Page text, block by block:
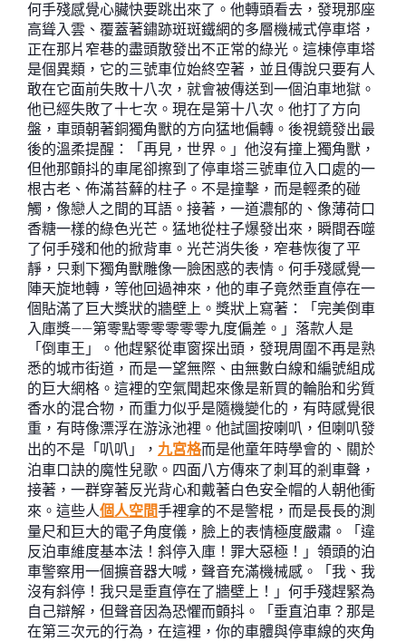
何手殘感覺心臟快要跳出來了。他轉頭看去，發現那座
高聳入雲、覆蓋著鏽跡斑斑鐵網的多層機械式停車塔，
正在那片窄巷的盡頭散發出不正常的綠光。這棟停車塔
是個異類，它的三號車位始終空著，並且傳說只要有人
敢在它面前失敗十八次，就會被傳送到一個泊車地獄。
他已經失敗了十七次。現在是第十八次。他打了方向
盤，車頭朝著銅獨角獸的方向猛地偏轉。後視鏡發出最
後的溫柔提醒：「再見，世界。」他沒有撞上獨角獸，
但他那顫抖的車尾卻擦到了停車塔三號車位入口處的一
根古老、佈滿苔蘚的柱子。不是撞擊，而是輕柔的碰
觸，像戀人之間的耳語。接著，一道濃郁的、像薄荷口
香糖一樣的綠色光芒。猛地從柱子爆發出來，瞬間吞噬
了何手殘和他的掀背車。光芒消失後，窄巷恢復了平
靜，只剩下獨角獸雕像一臉困惑的表情。何手殘感覺一
陣天旋地轉，等他回過神來，他的車子竟然垂直停在一
個貼滿了巨大獎狀的牆壁上。獎狀上寫著：「完美倒車
入庫獎——第零點零零零零零九度偏差。」落款人是
「倒車王」。他趕緊從車窗探出頭，發現周圍不再是熟
悉的城市街道，而是一望無際、由無數白線和編號組成
的巨大網格。這裡的空氣聞起來像是新買的輪胎和劣質
香水的混合物，而重力似乎是隨機變化的，有時感覺很
重，有時像漂浮在游泳池裡。他試圖按喇叭，但喇叭發
出的不是「叭叭」， 九宮格而是他童年時學會的、關於
泊車口訣的魔性兒歌。四面八方傳來了刺耳的剎車聲，
接著，一群穿著反光背心和戴著白色安全帽的人朝他衝
來。這些人個人空間手裡拿的不是警棍，而是長長的測
量尺和巨大的電子角度儀，臉上的表情極度嚴肅。「違
反泊車維度基本法！斜停入庫！罪大惡極！」領頭的泊
車警察用一個擴音器大喊，聲音充滿機械感。「我、我
沒有斜停！我只是垂直停在了牆壁上！」何手殘趕緊為
自己辯解，但聲音因為恐懼而顫抖。「垂直泊車？那是
在第三次元的行為，在這裡，你的車體與停車線的夾角